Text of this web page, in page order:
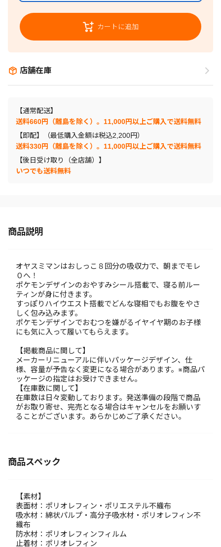
カートに追加
店舗在庫
【通常配送】
送料660円（離島を除く）。11,000円以上ご購入で送料無料
【即配】（最低購入金額は税込2,200円）
送料330円（離島を除く）。11,000円以上ご購入で送料無料
【後日受け取り（全店舗）】
いつでも送料無料
商品説明
オヤスミマンはおしっこ８回分の吸収力で、朝までモレ
０へ！
ポケモンデザインのおやすみシール搭載で、寝る前ルー
ティンが身に付きます。
すっぽりハイウエスト搭載でどんな寝相でもお腹をやさ
しく包み込みます。
ポケモンデザインでおむつを嫌がるイヤイヤ期のお子様
にも気に入って履いてもらえます。
【掲載商品に関して】
メーカーリニューアルに伴いパッケージデザイン、仕
様、容量が予告なく変更になる場合があります。※商品パ
ッケージの指定はお受けできません。
【在庫数に関して】
在庫数は日々変動しております。発送準備の段階で商品
がお取り寄せ、完売となる場合はキャンセルをお願いす
ることがございます。あらかじめご了承ください。
商品スペック
【素材】
表面材：ポリオレフィン・ポリエステル不織布
吸水材：綿状パルプ・高分子吸水材・ポリオレフィン不
織布
防水材：ポリオレフィンフィルム
止着材：ポリオレフィン